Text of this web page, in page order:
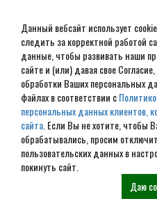
Данный вебсайт использует
следить за корректной работой
данные, чтобы развивать наши
сайте и (или) давая свое
обработки Ваших персональных
файлах в соответствии с
персональных данных клиентов,
сайта . Если Вы не хотите,
обрабатывались, просим
пользовательских данных в
покинуть сайт.
Даю
усадку в
Наши проекты